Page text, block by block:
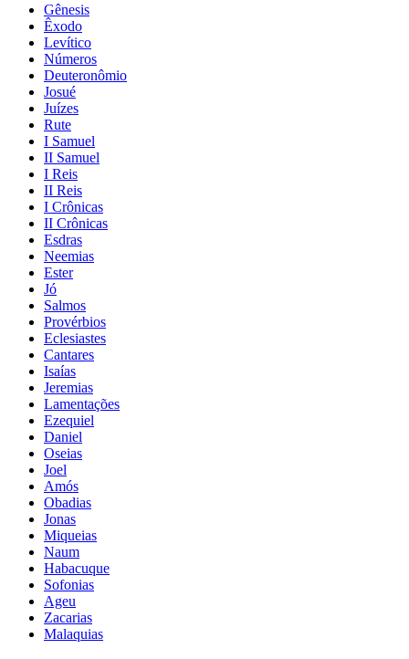
Gênesis
Êxodo
Levítico
Números
Deuteronômio
Josué
Juízes
Rute
I Samuel
II Samuel
I Reis
II Reis
I Crônicas
II Crônicas
Esdras
Neemias
Ester
Jó
Salmos
Provérbios
Eclesiastes
Cantares
Isaías
Jeremias
Lamentações
Ezequiel
Daniel
Oseias
Joel
Amós
Obadias
Jonas
Miqueias
Naum
Habacuque
Sofonias
Ageu
Zacarias
Malaquias